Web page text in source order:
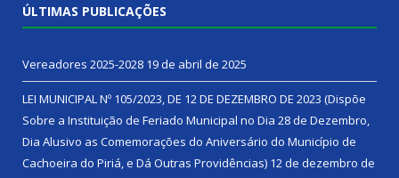
ÚLTIMAS PUBLICAÇÕES
Vereadores 2025-2028 19 de abril de 2025
LEI MUNICIPAL Nº 105/2023, DE 12 DE DEZEMBRO DE 2023 (Dispõe
Sobre a Instituição de Feriado Municipal no Dia 28 de Dezembro,
Dia Alusivo as Comemorações do Aniversário do Município de
Cachoeira do Piriá, e Dá Outras Providências) 12 de dezembro de